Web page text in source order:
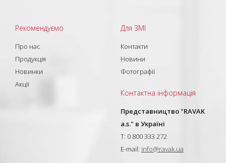
Рекомендуємо
Про нас
Продукція
Новинки
Акції
Для ЗМІ
Контакти
Новини
Фотографії
Контактна інформація
Представництво "RAVAK
a.s." в Україні
T: 0 800 333 272
E-mail: info@ravak.ua